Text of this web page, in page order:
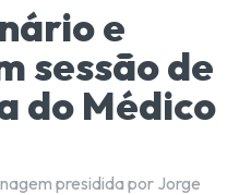
e
sessão de
do Médico
presidida por Jorge